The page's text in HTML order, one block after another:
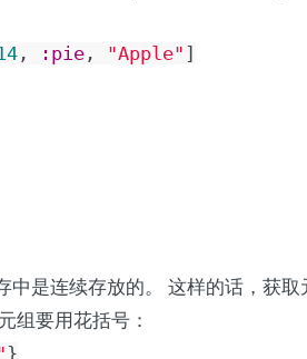
, :pie , "Apple" ]
中是连续存放的。 这样的话，获
组要用花括号：
}